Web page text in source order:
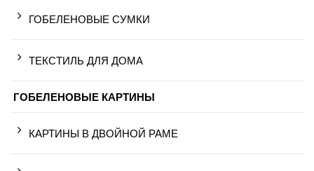
ГОБЕЛЕНОВЫЕ СУМКИ
ТЕКСТИЛЬ ДЛЯ ДОМА
ГОБЕЛЕНОВЫЕ КАРТИНЫ
КАРТИНЫ В ДВОЙНОЙ РАМЕ